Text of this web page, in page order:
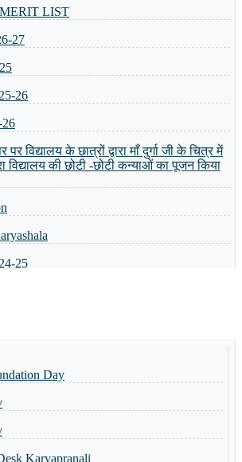
27
26
26
विद्यालय के छात्रों द्वारा माँ दुर्गा जी के चित्र में
विद्यालय की छोटी -छोटी कन्याओं का पूजन किया
25
Utsav
से 04.11.2023 तक आयोजित किया गया
Card
Karyapranali